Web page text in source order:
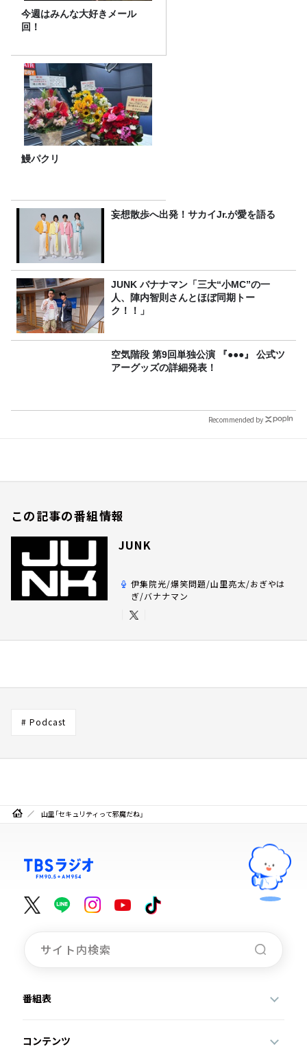
今週はみんな大好きメール
回！
鰻パクリ
妄想散歩へ出発！サカイJr.が愛を語る
JUNK バナナマン「三大“小MC”の一
人、陣内智則さんとほぼ同期トー
ク！！」
空気階段 第9回単独公演 『●●●』 公式ツ
アーグッズの詳細発表！
Recommended by
この記事の番組情報
JUNK
伊集院光/爆笑問題/山里亮太/おぎやは
ぎ/バナナマン
# Podcast
山里「セキュリティって邪魔だね」
番組表
コンテンツ